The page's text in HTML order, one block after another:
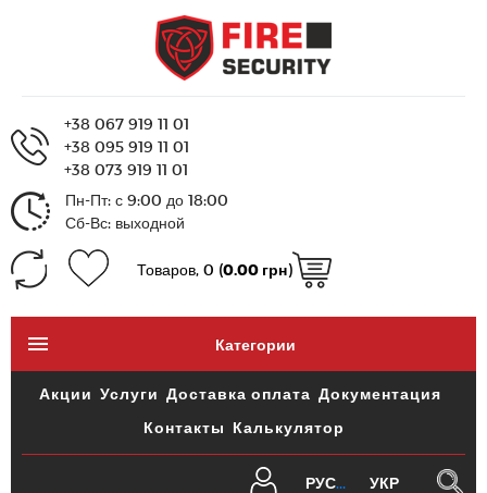
+38 067 919 11 01
+38 095 919 11 01
+38 073 919 11 01
Пн-Пт: с 9:00 до 18:00
Сб-Вс: выходной
Товаров, 0 (0.00 грн)
Категории
Акции Услуги Доставка оплата Документация
Контакты Калькулятор
РУС УКР